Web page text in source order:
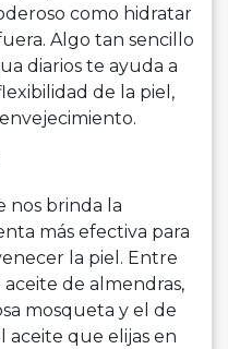
como hidratar
Algo tan sencillo
diarios te ayuda a
de la piel,
nos brinda la
más efectiva para
la piel. Entre
aceite de almendras,
mosqueta y el de
aceite que elijas en